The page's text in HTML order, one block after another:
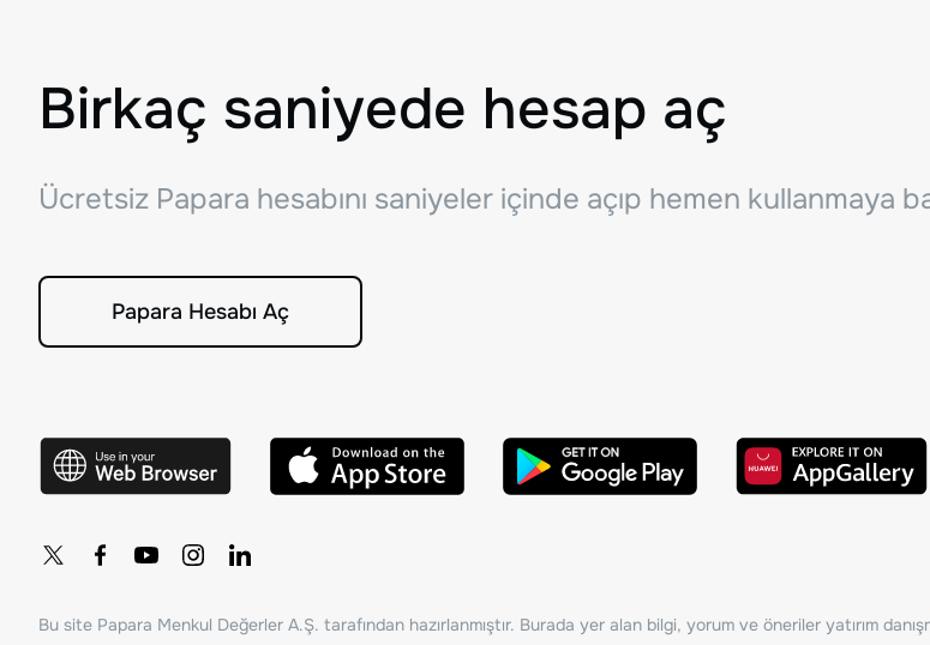
Birkaç saniyede hesap aç
Ücretsiz Papara hesabını saniyeler içinde açıp hemen kullanmaya
Papara Hesabı Aç
Bu site Papara Menkul Değerler A.Ş. tarafından hazırlanmıştır. Burada yer alan bilgi, yorum ve öneriler yatırım